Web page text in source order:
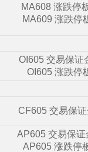
MA608 涨跌停
MA609 涨跌停
OI605 交易保
OI605 涨跌停
CF605 交易保
AP605 交易保
AP605 涨跌停